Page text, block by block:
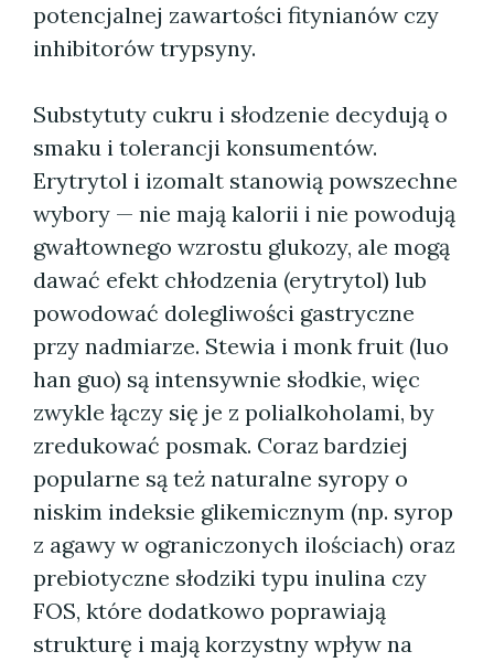
potencjalnej zawartości fitynianów czy
inhibitorów trypsyny.
Substytuty cukru i słodzenie decydują o
smaku i tolerancji konsumentów.
Erytrytol i izomalt stanowią powszechne
wybory — nie mają kalorii i nie powodują
gwałtownego wzrostu glukozy, ale mogą
dawać efekt chłodzenia (erytrytol) lub
powodować dolegliwości gastryczne
przy nadmiarze. Stewia i monk fruit (luo
han guo) są intensywnie słodkie, więc
zwykle łączy się je z polialkoholami, by
zredukować posmak. Coraz bardziej
popularne są też naturalne syropy o
niskim indeksie glikemicznym (np. syrop
z agawy w ograniczonych ilościach) oraz
prebiotyczne słodziki typu inulina czy
FOS, które dodatkowo poprawiają
strukturę i mają korzystny wpływ na